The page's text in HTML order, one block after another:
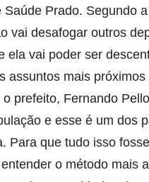
Prado. Segundo
vai desafogar outros
ela vai poder ser
assuntos mais
prefeito, Fernando
e esse é um dos
Para que tudo isso
o método mais